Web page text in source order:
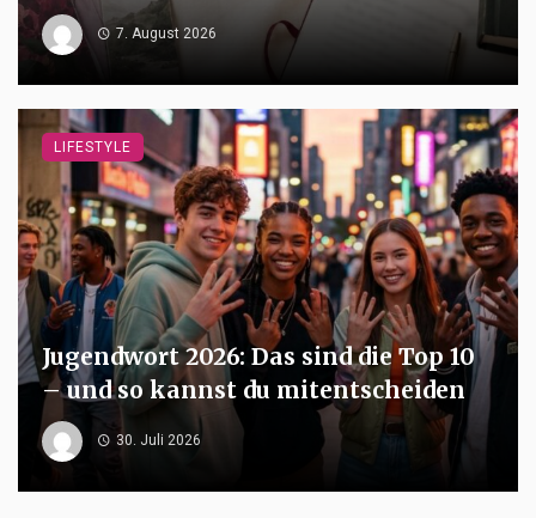
7. August 2026
Jugendwort 2026: Das sind die Top 10
– und so kannst du mitentscheiden
30. Juli 2026
LIFESTYLE